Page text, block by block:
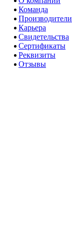
Команда
Производители
Карьера
Свидетельства
Сертификаты
Реквизиты
Отзывы